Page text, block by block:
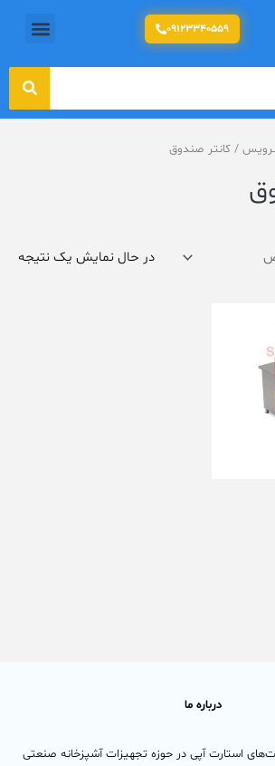
09123340559 منو
/ کانتر صندوق
در حال نمایش یک نتیجه
درباره ما
استارت آپی در حوزه تجهیزات آشپزخانه صنعتی